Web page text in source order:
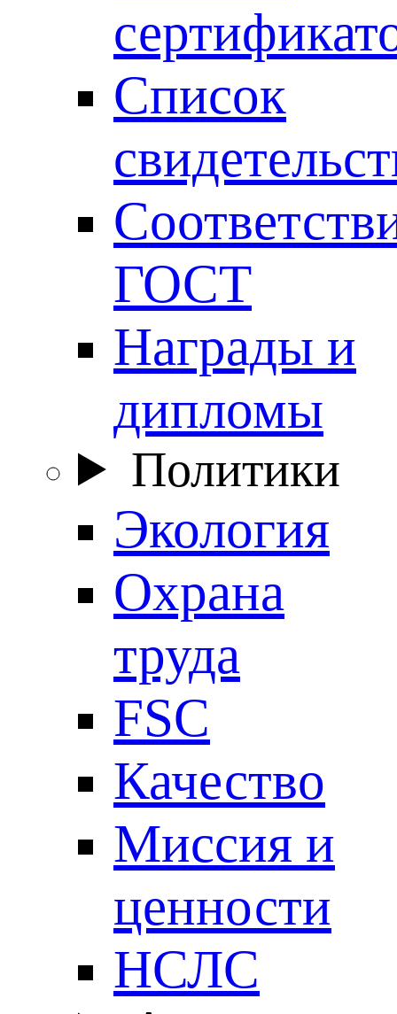
Список
ГОСТ
Награды и
дипломы
Политики
Экология
Охрана
труда
FSC
Качество
Миссия и
ценности
НСЛС